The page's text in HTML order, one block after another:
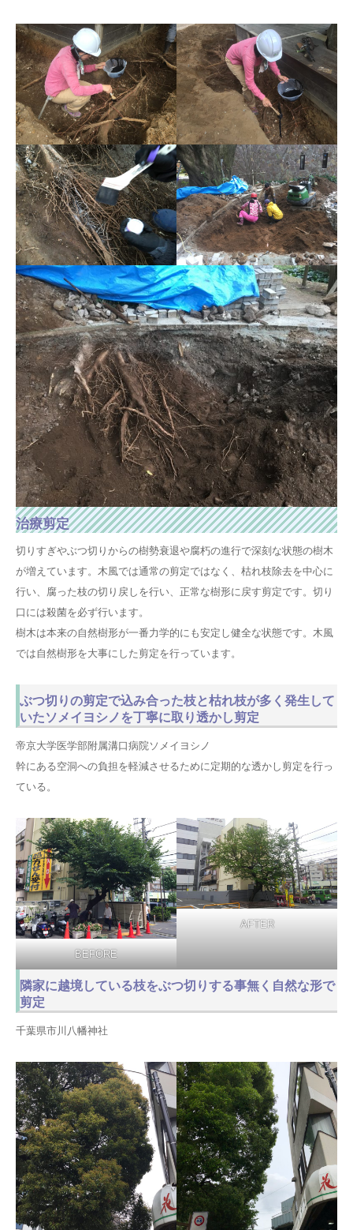
治療剪定
切りすぎやぶつ切りからの樹勢衰退や腐朽の進行で深刻な状態の樹木
が増えています。木風では通常の剪定ではなく、枯れ枝除去を中心に
行い、腐った枝の切り戻しを行い、正常な樹形に戻す剪定です。切り
口には殺菌を必ず行います。
樹木は本来の自然樹形が一番力学的にも安定し健全な状態です。木風
では自然樹形を大事にした剪定を行っています。
ぶつ切りの剪定で込み合った枝と枯れ枝が多く発生して
いたソメイヨシノを丁寧に取り透かし剪定
帝京大学医学部附属溝口病院ソメイヨシノ
幹にある空洞への負担を軽減させるために定期的な透かし剪定を行っ
ている。
BEFORE
AFTER
隣家に越境している枝をぶつ切りする事無く自然な形で
剪定
千葉県市川八幡神社